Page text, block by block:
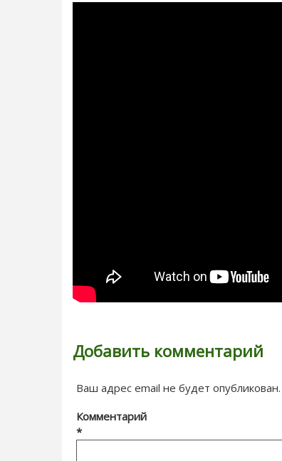
Добавить комментарий
Ваш адрес email не будет опубликован.
Комментарий
*